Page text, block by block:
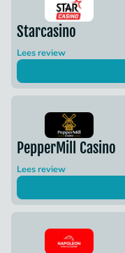
Starcasino
Lees review
PepperMill Casino
Lees review